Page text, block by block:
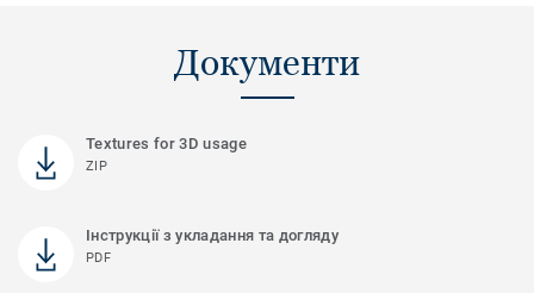
Документи
Textures for 3D usage
ZIP
Інструкції з укладання та догляду
PDF